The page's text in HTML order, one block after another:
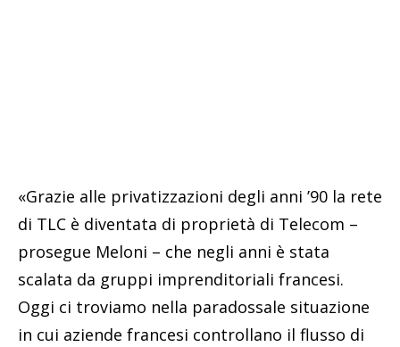
«Grazie alle privatizzazioni degli anni ’90 la rete
di TLC è diventata di proprietà di Telecom –
prosegue Meloni – che negli anni è stata
scalata da gruppi imprenditoriali francesi.
Oggi ci troviamo nella paradossale situazione
in cui aziende francesi controllano il flusso di